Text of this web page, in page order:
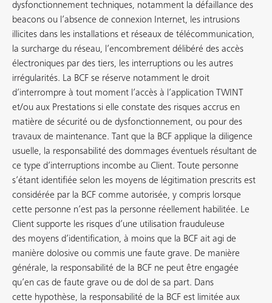
dysfonctionnement techniques, notamment la défaillance des
beacons ou l’absence de connexion Internet, les intrusions
illicites dans les installations et réseaux de télécommunication,
la surcharge du réseau, l’encombrement délibéré des accès
électroniques par des tiers, les interruptions ou les autres
irrégularités. La BCF se réserve notamment le droit
d’interrompre à tout moment l’accès à l’application TWINT
et/ou aux Prestations si elle constate des risques accrus en
matière de sécurité ou de dysfonctionnement, ou pour des
travaux de maintenance. Tant que la BCF applique la diligence
usuelle, la responsabilité des dommages éventuels résultant de
ce type d’interruptions incombe au Client. Toute personne
s’étant identifiée selon les moyens de légitimation prescrits est
considérée par la BCF comme autorisée, y compris lorsque
cette personne n’est pas la personne réellement habilitée. Le
Client supporte les risques d’une utilisation frauduleuse
des moyens d’identification, à moins que la BCF ait agi de
manière dolosive ou commis une faute grave. De manière
générale, la responsabilité de la BCF ne peut être engagée
qu’en cas de faute grave ou de dol de sa part. Dans
cette hypothèse, la responsabilité de la BCF est limitée aux